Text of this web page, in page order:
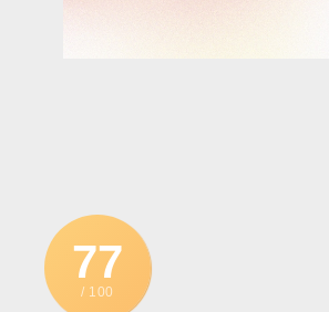
77
/ 100